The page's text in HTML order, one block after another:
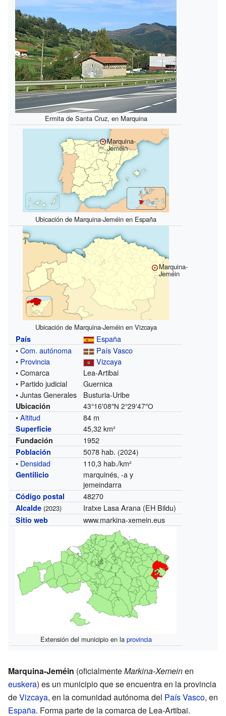
Ermita de Santa Cruz, en Marquina
Marquina-
Jeméin
Ubicación de Marquina-Jeméin en España
Marquina-
Jeméin
Ubicación de Marquina-Jeméin en Vizcaya
País
España
•Com. autónoma
País Vasco
• Provincia
Vizcaya
• Comarca
Lea-Artibai
• Partido judicial
Guernica
• Juntas Generales
Busturia-Uribe
Ubicación 43°16′08″N 2°29′47″O
•Altitud 84 m
Superficie 45,32 km²
Fundación 1952
Población 5078 hab. (2024)
• Densidad 110,3 hab./km²
Gentilicio
marquinés, -a y
jemeindarra
Código postal 48270
Alcalde (2023) Iratxe Lasa Arana (EH Bildu)
Sitio web www.markina-xemein.eus
Extensión del municipio en la provincia
Marquina-Jeméin (oficialmenteMarkina-Xemeinen
euskera) es un municipio que se encuentra en la provincia
deVizcaya, en la comunidad autónoma del País Vasco, en
España. Forma parte de la comarca de Lea-Artibai.